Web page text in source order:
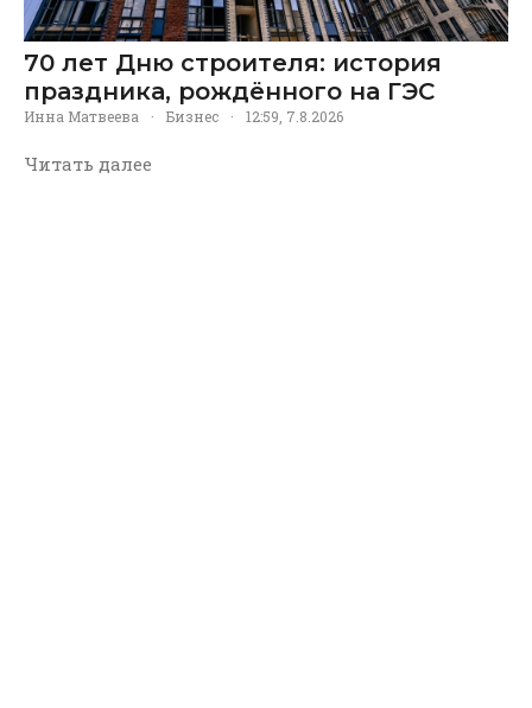
70 лет Дню строителя: история
праздника, рождённого на ГЭС
Инна Матвеева · Бизнес · 12:59, 7.8.2026
Читать далее